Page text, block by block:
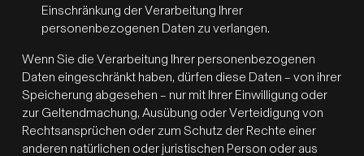
Einschränkung der Verarbeitung Ihrer
personenbezogenen Daten zu verlangen.
Wenn Sie die Verarbeitung Ihrer personenbezogenen
Daten eingeschränkt haben, dürfen diese Daten – von ihrer
Speicherung abgesehen – nur mit Ihrer Einwilligung oder
zur Geltendmachung, Ausübung oder Verteidigung von
Rechtsansprüchen oder zum Schutz der Rechte einer
anderen natürlichen oder juristischen Person oder aus